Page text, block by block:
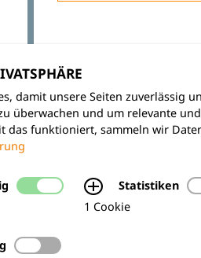
damit unsere Seiten zuverlässig
überwachen und um relevante
das funktioniert, sammeln wir
Statistiken
1 Cookie